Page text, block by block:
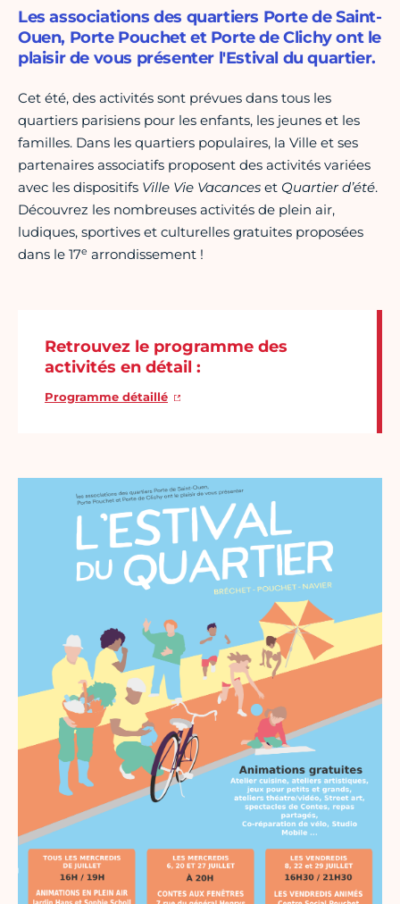
Les associations des quartiers Porte de Saint-
Ouen, Porte Pouchet et Porte de Clichy ont le
plaisir de vous présenter l'Estival du quartier.
Cet été, des activités sont prévues dans tous les
quartiers parisiens pour les enfants, les jeunes et les
familles. Dans les quartiers populaires, la Ville et ses
partenaires associatifs proposent des activités variées
avec les dispositifs Ville Vie Vacances et Quartier d’été.
Découvrez les nombreuses activités de plein air,
ludiques, sportives et culturelles gratuites proposées
dans le 17e arrondissement !
Retrouvez le programme des
activités en détail :
Programme détaillé